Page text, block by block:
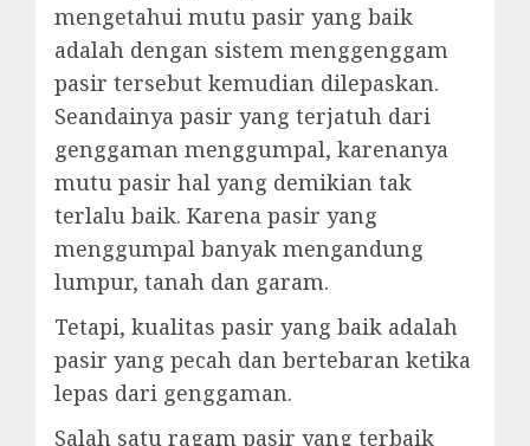
mengetahui mutu pasir yang baik
adalah dengan sistem menggenggam
pasir tersebut kemudian dilepaskan.
Seandainya pasir yang terjatuh dari
genggaman menggumpal, karenanya
mutu pasir hal yang demikian tak
terlalu baik. Karena pasir yang
menggumpal banyak mengandung
lumpur, tanah dan garam.
Tetapi, kualitas pasir yang baik adalah
pasir yang pecah dan bertebaran ketika
lepas dari genggaman.
Salah satu ragam pasir yang terbaik